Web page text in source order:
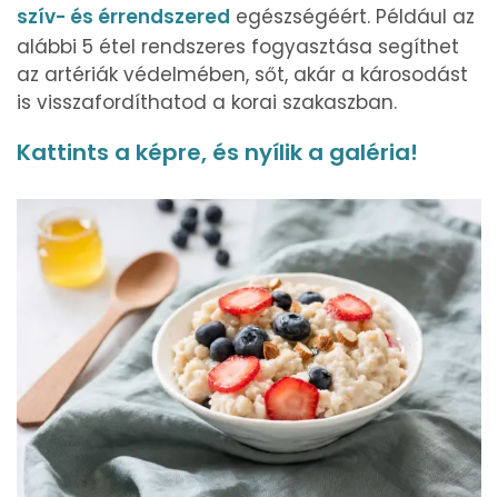
szív- és érrendszered egészségéért. Például az
alábbi 5 étel rendszeres fogyasztása segíthet
az artériák védelmében, sőt, akár a károsodást
is visszafordíthatod a korai szakaszban.
Kattints a képre, és nyílik a galéria!